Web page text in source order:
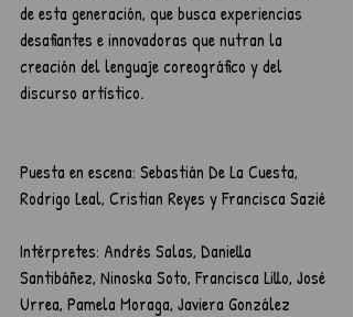
de esta generación, que busca experiencias
desafiantes e innovadoras que nutran la
creación del lenguaje coreográfico y del
discurso artístico.
Puesta en escena: Sebastián De La Cuesta,
Rodrigo Leal, Cristian Reyes y Francisca Sazié
Intérpretes: Andrés Salas, Daniella
Santibáñez, Ninoska Soto, Francisca Lillo, José
Urrea, Pamela Moraga, Javiera González